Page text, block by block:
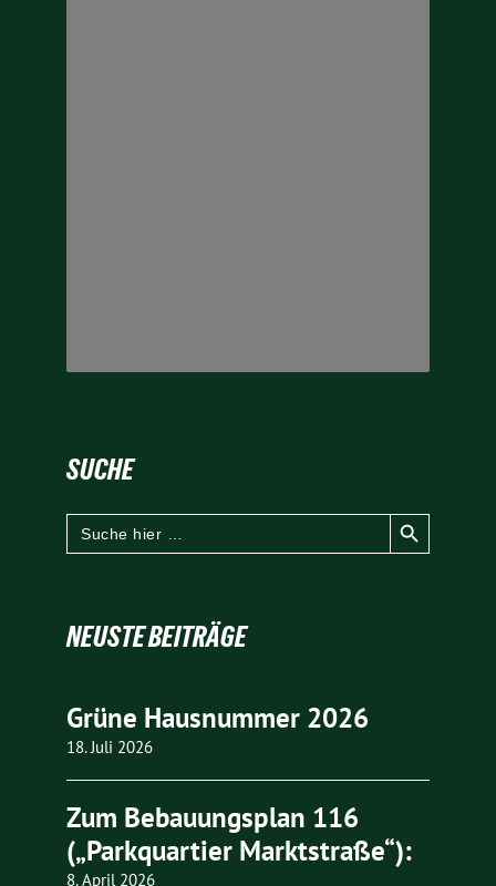
SUCHE
Search
for:
Search Button
NEUSTE BEITRÄGE
Grüne Hausnummer 2026
18. Juli 2026
Zum Bebauungsplan 116
(„Parkquartier Marktstraße“):
8. April 2026